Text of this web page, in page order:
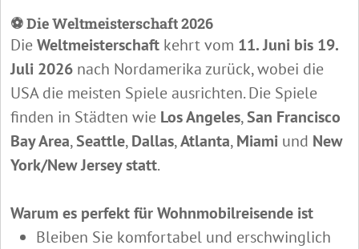
⚽ Die Weltmeisterschaft 2026
DieWeltmeisterschaft kehrt vom 11. Juni bis 19.
Juli 2026 nach Nordamerika zurück, wobei die
USA die meisten Spiele ausrichten. Die Spiele
finden in Städten wie Los Angeles,San Francisco
Bay Area,Seattle,Dallas,Atlanta,Miami und New
York/New Jersey statt.
Warum es perfekt für Wohnmobilreisende ist
Bleiben Sie komfortabel und erschwinglich